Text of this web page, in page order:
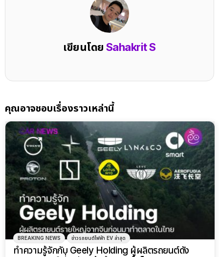
เขียนโดยSahakrit S
คุณอาจชอบเรื่องราวเหล่านี้
BREAKING NEWS ข่าวรถยนต์ไฟฟ้า EV ล่าสุด
ทำความรู้จักกับ Geely Holding ผู้ผลิตรถยนต์ดัง